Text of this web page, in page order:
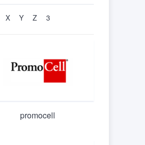
X Y Z 3
promocell